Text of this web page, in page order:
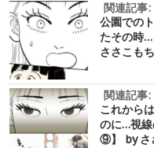
関連記事:
公園での
たその時
ささこもち
関連記事:
これから
のに…視
⑨】 by さ